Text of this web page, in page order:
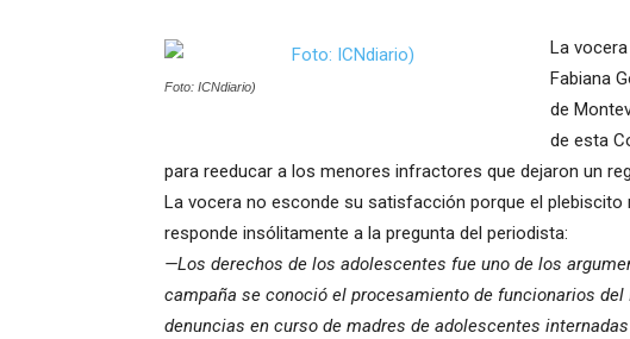
Foto: ICNdiario)
La
Fabiana
de
de esta
para reeducar a los menores infractores que dejaron un
La vocera no esconde su satisfacción porque el plebiscito
responde insólitamente a la pregunta del periodista:
—Los derechos de los adolescentes fue uno de los
campaña se conoció el procesamiento de funcionarios del
denuncias en curso de madres de adolescentes